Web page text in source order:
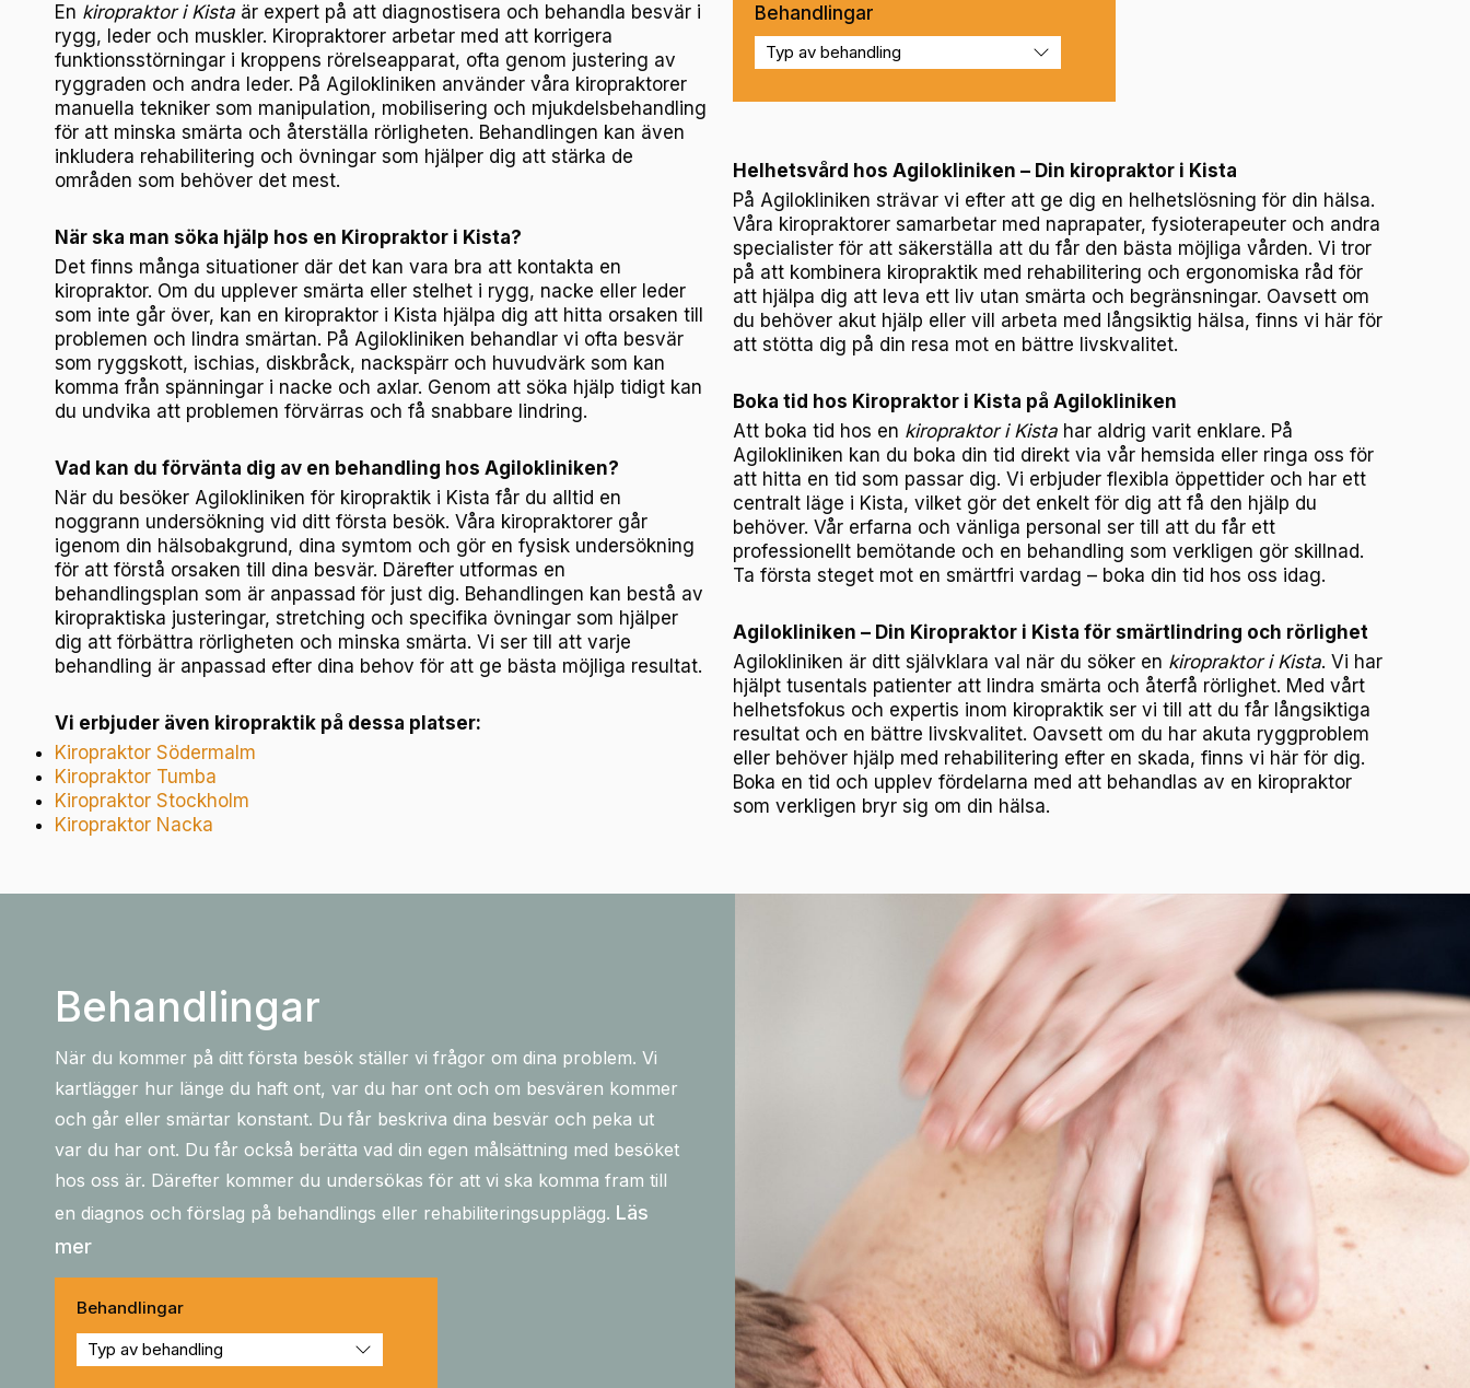
En kiropraktor i Kista är expert på att diagnostisera och behandla besvär i
rygg, leder och muskler. Kiropraktorer arbetar med att korrigera
funktionsstörningar i kroppens rörelseapparat, ofta genom justering av
ryggraden och andra leder. På Agilokliniken använder våra kiropraktorer
manuella tekniker som manipulation, mobilisering och mjukdelsbehandling
för att minska smärta och återställa rörligheten. Behandlingen kan även
inkludera rehabilitering och övningar som hjälper dig att stärka de
områden som behöver det mest.
När ska man söka hjälp hos en Kiropraktor i Kista?
Det finns många situationer där det kan vara bra att kontakta en
kiropraktor. Om du upplever smärta eller stelhet i rygg, nacke eller leder
som inte går över, kan en kiropraktor i Kista hjälpa dig att hitta orsaken till
problemen och lindra smärtan. På Agilokliniken behandlar vi ofta besvär
som ryggskott, ischias, diskbråck, nackspärr och huvudvärk som kan
komma från spänningar i nacke och axlar. Genom att söka hjälp tidigt kan
du undvika att problemen förvärras och få snabbare lindring.
Vad kan du förvänta dig av en behandling hos Agilokliniken?
När du besöker Agilokliniken för kiropraktik i Kista får du alltid en
noggrann undersökning vid ditt första besök. Våra kiropraktorer går
igenom din hälsobakgrund, dina symtom och gör en fysisk undersökning
för att förstå orsaken till dina besvär. Därefter utformas en
behandlingsplan som är anpassad för just dig. Behandlingen kan bestå av
kiropraktiska justeringar, stretching och specifika övningar som hjälper
dig att förbättra rörligheten och minska smärta. Vi ser till att varje
behandling är anpassad efter dina behov för att ge bästa möjliga resultat.
Vi erbjuder även kiropraktik på dessa platser:
Kiropraktor Södermalm
Kiropraktor Tumba
Kiropraktor Stockholm
Kiropraktor Nacka
Behandlingar
Helhetsvård hos Agilokliniken – Din kiropraktor i Kista
På Agilokliniken strävar vi efter att ge dig en helhetslösning för din hälsa.
Våra kiropraktorer samarbetar med naprapater, fysioterapeuter och andra
specialister för att säkerställa att du får den bästa möjliga vården. Vi tror
på att kombinera kiropraktik med rehabilitering och ergonomiska råd för
att hjälpa dig att leva ett liv utan smärta och begränsningar. Oavsett om
du behöver akut hjälp eller vill arbeta med långsiktig hälsa, finns vi här för
att stötta dig på din resa mot en bättre livskvalitet.
Boka tid hos Kiropraktor i Kista på Agilokliniken
Att boka tid hos en kiropraktor i Kistahar aldrig varit enklare. På
Agilokliniken kan du boka din tid direkt via vår hemsida eller ringa oss för
att hitta en tid som passar dig. Vi erbjuder flexibla öppettider och har ett
centralt läge i Kista, vilket gör det enkelt för dig att få den hjälp du
behöver. Vår erfarna och vänliga personal ser till att du får ett
professionellt bemötande och en behandling som verkligen gör skillnad.
Ta första steget mot en smärtfri vardag – boka din tid hos oss idag.
Agilokliniken – Din Kiropraktor i Kista för smärtlindring och rörlighet
Agilokliniken är ditt självklara val när du söker en kiropraktor i Kista. Vi har
hjälpt tusentals patienter att lindra smärta och återfå rörlighet. Med vårt
helhetsfokus och expertis inom kiropraktik ser vi till att du får långsiktiga
resultat och en bättre livskvalitet. Oavsett om du har akuta ryggproblem
eller behöver hjälp med rehabilitering efter en skada, finns vi här för dig.
Boka en tid och upplev fördelarna med att behandlas av en kiropraktor
som verkligen bryr sig om din hälsa.
Behandlingar
När du kommer på ditt första besök ställer vi frågor om dina problem. Vi
kartlägger hur länge du haft ont, var du har ont och om besvären kommer
och går eller smärtar konstant. Du får beskriva dina besvär och peka ut
var du har ont. Du får också berätta vad din egen målsättning med besöket
hos oss är. Därefter kommer du undersökas för att vi ska komma fram till
en diagnos och förslag på behandlings eller rehabiliteringsupplägg. Läs
mer
Behandlingar